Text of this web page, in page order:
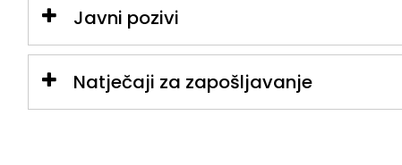
Javni pozivi
Natječaji za zapošljavanje